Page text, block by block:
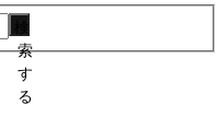
索
す
る